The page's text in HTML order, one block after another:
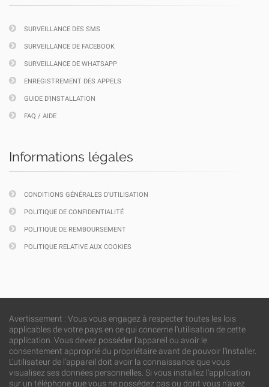
SURVEILLANCE DES SMS
SURVEILLANCE DE FACEBOOK
SURVEILLANCE DE WHATSAPP
ENREGISTREMENT DES APPELS
GUIDE D'INSTALLATION
FAQ / AIDE
Informations légales
CONDITIONS GÉNÉRALES D'UTILISATION
POLITIQUE DE CONFIDENTIALITÉ
POLITIQUE DE REMBOURSEMENT
POLITIQUE RELATIVE AUX COOKIES
Avertissement : Vous vous engagez à respecter toutes les lois
applicables de votre pays en ce qui concerne l'utilisation de cette
application. Vous devez posséder l'appareil ou avoir le
consentement approprié du propriétaire avant de pouvoir l'installer.
L'utilisateur de l'appareil doit avoir la connaissance que vous
visualisez ses données personnelles. Si vous installez l'application
sur un téléphone que vous ne possédez pas ou dont vous n'avez